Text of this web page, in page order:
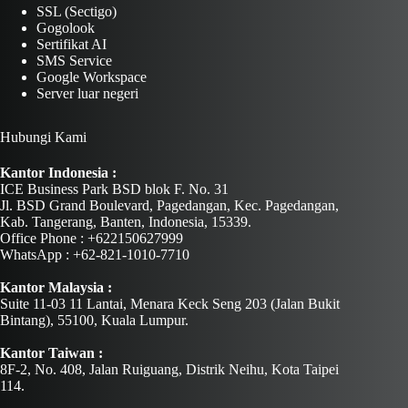
SSL (Sectigo)
Gogolook
Sertifikat AI
SMS Service
Google Workspace
Server luar negeri
Hubungi Kami
Kantor Indonesia :
ICE Business Park BSD blok F. No. 31
Jl. BSD Grand Boulevard, Pagedangan, Kec. Pagedangan,
Kab. Tangerang, Banten, Indonesia, 15339.
Office Phone : +622150627999
WhatsApp : +62-821-1010-7710
Kantor Malaysia :
Suite 11-03 11 Lantai, Menara Keck Seng 203 (Jalan Bukit
Bintang), 55100, Kuala Lumpur.
Kantor Taiwan :
8F-2, No. 408, Jalan Ruiguang, Distrik Neihu, Kota Taipei
114.